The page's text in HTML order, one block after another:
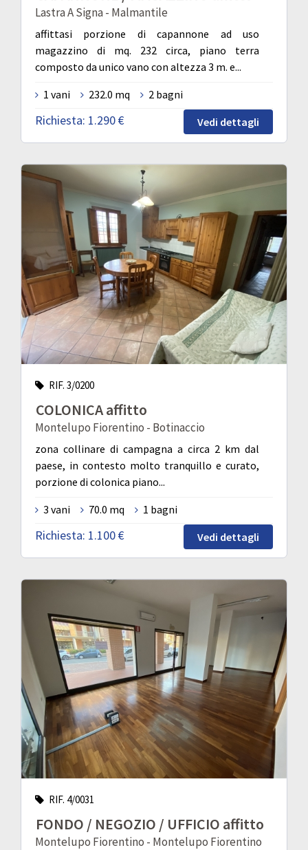
Lastra A Signa - Malmantile
affittasi porzione di capannone ad uso
magazzino di mq. 232 circa, piano terra
composto da unico vano con altezza 3 m. e...
1 vani
232.0 mq 2 bagni
Richiesta: 1.290 € Vedi dettagli
RIF. 3/0200
COLONICA affitto
Montelupo Fiorentino - Botinaccio
zona collinare di campagna a circa 2 km dal
paese, in contesto molto tranquillo e curato,
porzione di colonica piano...
3 vani
70.0 mq 1 bagni
Richiesta: 1.100 € Vedi dettagli
RIF. 4/0031
FONDO / NEGOZIO / UFFICIO affitto
Montelupo Fiorentino - Montelupo Fiorentino